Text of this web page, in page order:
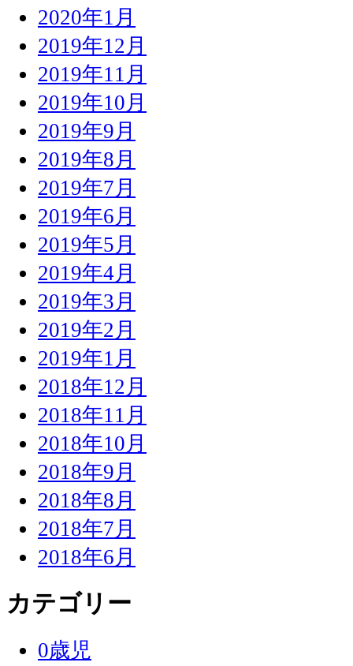
2020年1月
2019年12月
2019年11月
2019年10月
2019年9月
2019年8月
2019年7月
2019年6月
2019年5月
2019年4月
2019年3月
2019年2月
2019年1月
2018年12月
2018年11月
2018年10月
2018年9月
2018年8月
2018年7月
2018年6月
カテゴリー
0歳児